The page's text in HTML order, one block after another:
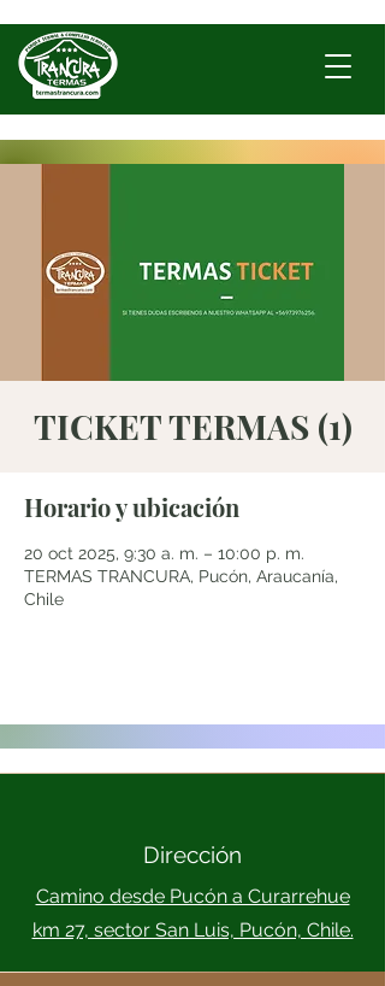
TICKET TERMAS (1)
Horario y ubicación
20 oct 2025, 9:30 a. m. – 10:00 p. m.
TERMAS TRANCURA, Pucón, Araucanía,
Chile
Dirección
Camino desde Pucón a Curarrehue
km 27, sector San Luis, Pucón, Chile.